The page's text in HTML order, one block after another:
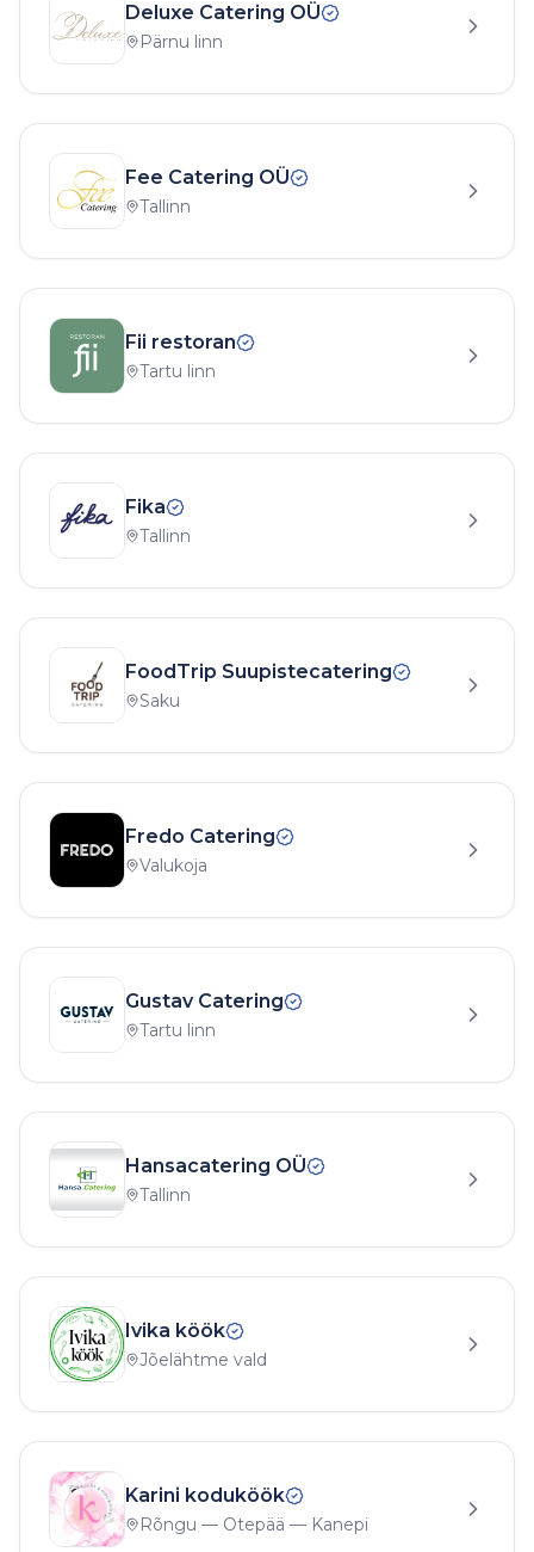
Deluxe Catering OÜ
Pärnu linn
Fee Catering OÜ
Tallinn
Fii restoran
Tartu linn
Fika
Tallinn
FoodTrip Suupistecatering
Saku
Fredo Catering
Valukoja
Gustav Catering
Tartu linn
Hansacatering OÜ
Tallinn
Ivika köök
Jõelähtme vald
Karini koduköök
Rõngu — Otepää — Kanepi